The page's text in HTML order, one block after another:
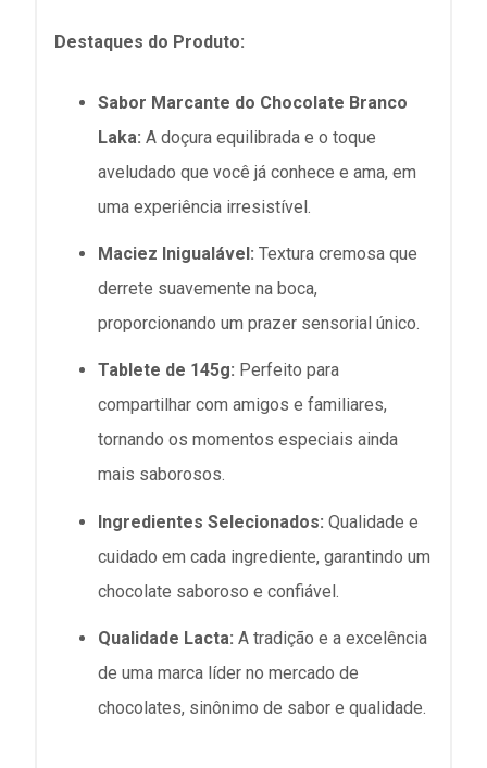
Destaques do Produto:
Sabor Marcante do Chocolate Branco
Laka: A doçura equilibrada e o toque
aveludado que você já conhece e ama, em
uma experiência irresistível.
Maciez Inigualável: Textura cremosa que
derrete suavemente na boca,
proporcionando um prazer sensorial único.
Tablete de 145g: Perfeito para
compartilhar com amigos e familiares,
tornando os momentos especiais ainda
mais saborosos.
Ingredientes Selecionados: Qualidade e
cuidado em cada ingrediente, garantindo um
chocolate saboroso e confiável.
Qualidade Lacta: A tradição e a excelência
de uma marca líder no mercado de
chocolates, sinônimo de sabor e qualidade.